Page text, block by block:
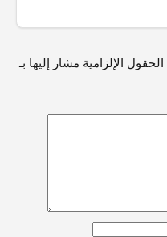
الحقول الإلزامية مشار إليها بـ